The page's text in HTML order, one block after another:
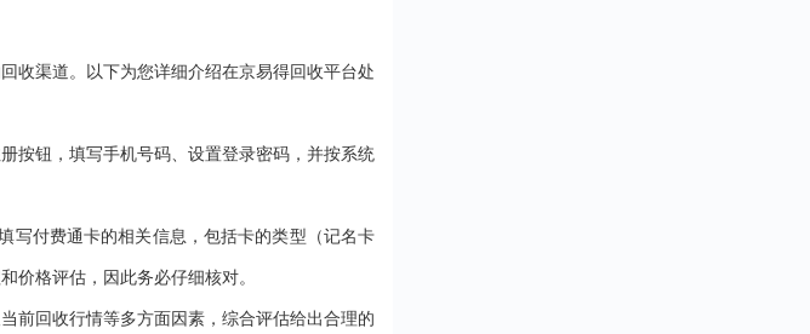
收渠道。以下为您详细介绍在京易得回收平台处
按钮，填写手机号码、设置登录密码，并按系统
写付费通卡的相关信息，包括卡的类型（记名卡
价格评估，因此务必仔细核对。
前回收行情等多方面因素，综合评估给出合理的